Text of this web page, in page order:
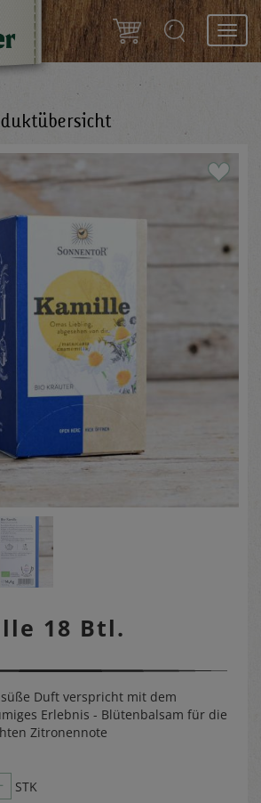
18 Btl.
Duft verspricht mit dem
Erlebnis - Blütenbalsam für die
Zitronennote
STK